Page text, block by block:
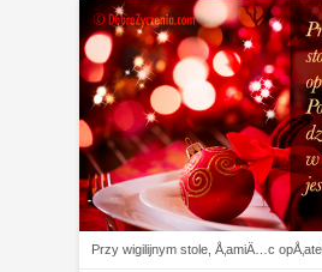
Przy wigilijnym stole, Å‚amiÄ…c